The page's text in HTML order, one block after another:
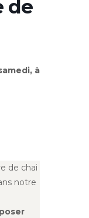
de
à
de chai
notre